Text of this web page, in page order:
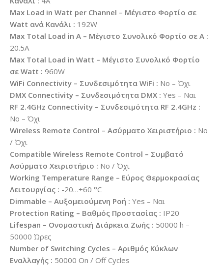
Max Load in Watt per Channel – Μέγιστο Φορτίο σε
Watt ανά Κανάλι : 192W
Max Total Load in A – Μέγιστο Συνολικό Φορτίο σε A :
20.5A
Max Total Load in Watt – Μέγιστο Συνολικό Φορτίο
σε Watt : 960W
WiFi Connectivity – Συνδεσιμότητα WiFi : No – Όχι
DMX Connectivity – Συνδεσιμότητα DMX : Yes – Ναι
RF 2.4GHz Connectivity – Συνδεσιμότητα RF 2.4GHz :
No – Όχι
Wireless Remote Control – Ασύρματο Χειριστήριο : No
/ Όχι
Compatible Wireless Remote Control – Συμβατό
Ασύρματο Χειριστήριο : No / Όχι
Working Temperature Range – Εύρος Θερμοκρασίας
Λειτουργίας : -20…+60 °C
Dimmable – Αυξομειούμενη Ροή : Yes – Ναι
Protection Rating – Βαθμός Προστασίας : IP20
Lifespan – Ονομαστική Διάρκεια Ζωής : 50000 h –
50000 Ώρες
Number of Switching Cycles – Αριθμός Κύκλων
Εναλλαγής : 50000 On / Off Cycles